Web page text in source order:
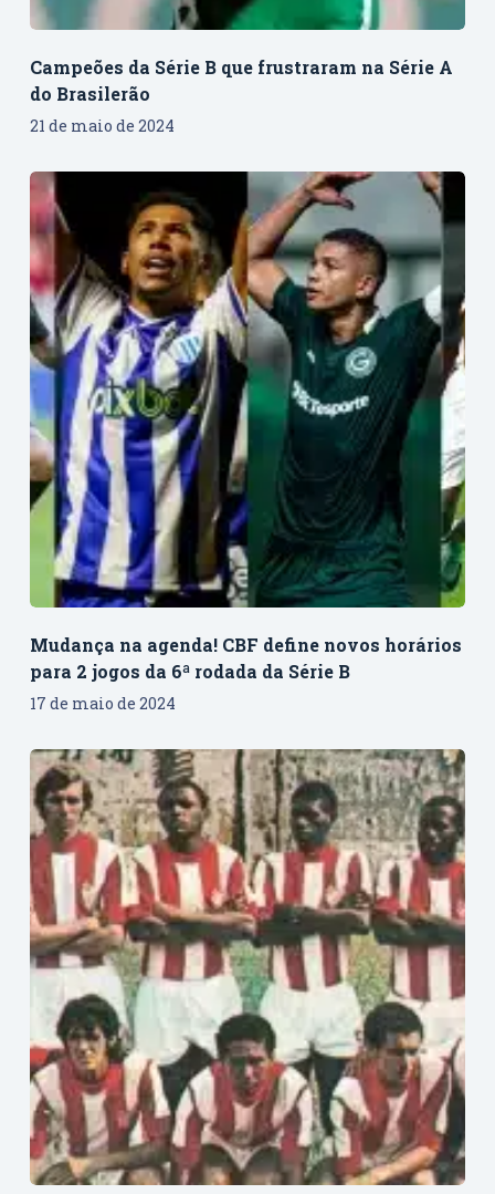
Campeões da Série B que frustraram na Série A
do Brasilerão
21 de maio de 2024
Mudança na agenda! CBF define novos horários
para 2 jogos da 6ª rodada da Série B
17 de maio de 2024